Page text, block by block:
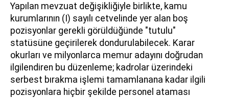
Yapılan mevzuat değişikliğiyle birlikte, kamu
kurumlarının (I) sayılı cetvelinde yer alan boş
pozisyonlar gerekli görüldüğünde "tutulu"
statüsüne geçirilerek dondurulabilecek. Karar
okurları ve milyonlarca memur adayını doğrudan
ilgilendiren bu düzenleme; kadrolar üzerindeki
serbest bırakma işlemi tamamlanana kadar ilgili
pozisyonlara hiçbir şekilde personel ataması